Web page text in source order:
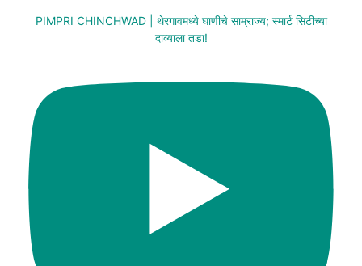
PIMPRI CHINCHWAD | थेरगावमध्ये घाणीचे साम्राज्य; स्मार्ट सिटीच्या
दाव्याला तडा!